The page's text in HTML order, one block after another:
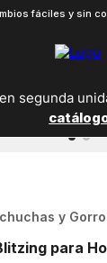
fáciles y sin
segunda
y
para